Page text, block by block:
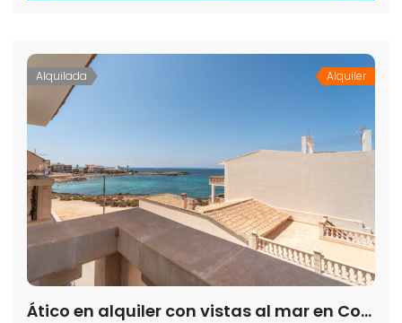
Alquilada Alquiler
Ático en alquiler con vistas al mar en Colonia de Sant Jordi